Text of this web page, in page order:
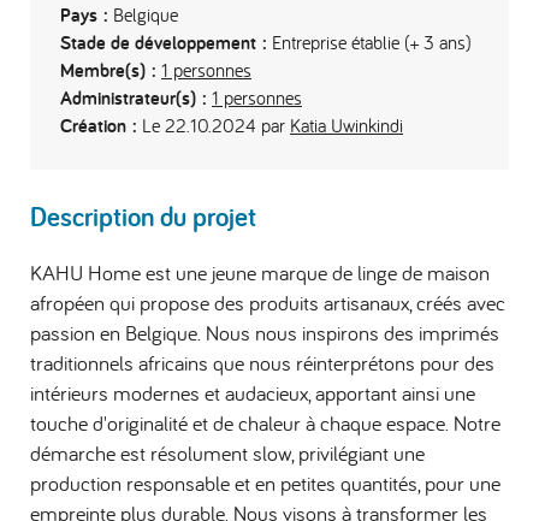
Pays : Belgique
Stade de développement : Entreprise établie (+ 3 ans)
Membre(s) : 1 personnes
Administrateur(s) : 1 personnes
Création : Le 22.10.2024 par Katia Uwinkindi
Description du projet
KAHU Home est une jeune marque de linge de maison
afropéen qui propose des produits artisanaux, créés avec
passion en Belgique. Nous nous inspirons des imprimés
traditionnels africains que nous réinterprétons pour des
intérieurs modernes et audacieux, apportant ainsi une
touche d'originalité et de chaleur à chaque espace. Notre
démarche est résolument slow, privilégiant une
production responsable et en petites quantités, pour une
empreinte plus durable. Nous visons à transformer les